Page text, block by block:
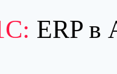
ERP в